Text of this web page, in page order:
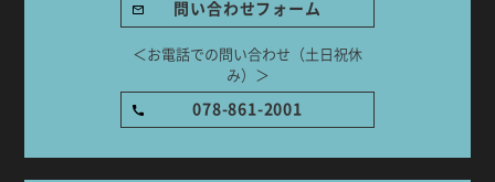
問い合わせフォーム
＜お電話での問い合わせ（土日祝休
み）＞
078-861-2001
Room Tour
ご相談はこちらから